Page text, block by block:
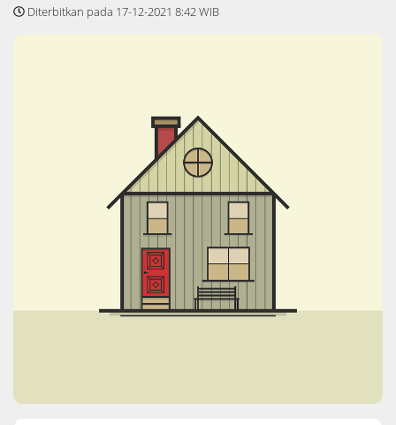
Diterbitkan pada 17-12-2021 8:42 WIB